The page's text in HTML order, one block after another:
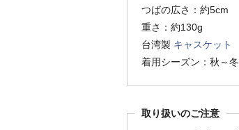
つばの広さ：約5cm
重さ：約130g
台湾製 キャスケット
着用シーズン：秋～冬
取り扱いのご注意